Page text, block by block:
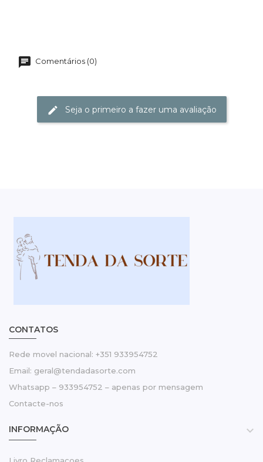
Comentários (0)
Seja o primeiro a fazer uma avaliação
CONTATOS
Rede movel nacional: +351 933954752
Email: geral@tendadasorte.com
Whatsapp – 933954752 – apenas por mensagem
Contacte-nos
INFORMAÇÃO 